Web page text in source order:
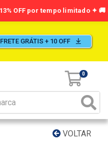
FRETE GRÁTIS + 10 OFF
0
VOLTAR